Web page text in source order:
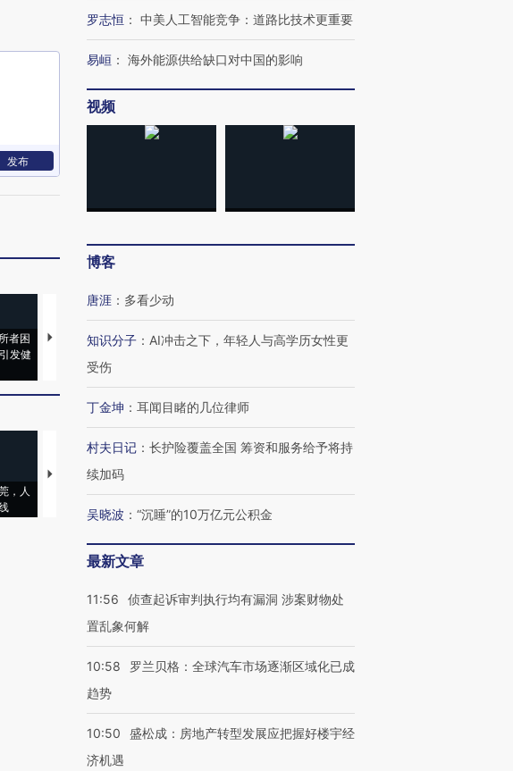
发布
者困
发健
马航飞行员跨国走私7万
，人
【推广】走进第四届链博
会，让数智科技“链”接产
【特别呈现】寻找100种
有意思的生活方式·第三对
CFO：不靠规模取胜，华
罗志恒 ： 中美人工智能竞争：道路比技术更重要
易峘 ： 海外能源供给缺口对中国的影响
视频
博客
唐涯 ： 多看少动
知识分子 ： AI冲击之下，年轻人与高学历女性更
受伤
丁金坤 ： 耳闻目睹的几位律师
村夫日记 ： 长护险覆盖全国 筹资和服务给予将持
续加码
吴晓波 ： “沉睡”的10万亿元公积金
最新文章
11:56
侦查起诉审判执行均有漏洞 涉案财物处
置乱象何解
10:58
罗兰贝格：全球汽车市场逐渐区域化已成
趋势
10:50
盛松成：房地产转型发展应把握好楼宇经
济机遇